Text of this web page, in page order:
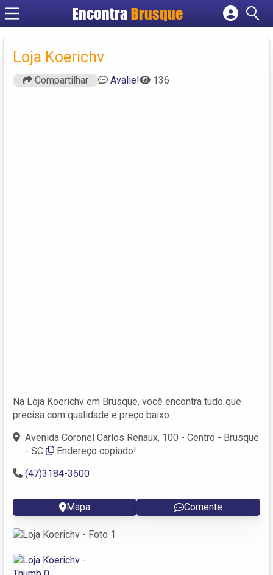
EncontraBrusque
Cadastrar empresa
Loja Koerichv
Compartilhar Avalie! 136
Na Loja Koerichv em Brusque, você encontra tudo que
precisa com qualidade e preço baixo.
Avenida Coronel Carlos Renaux, 100 - Centro - Brusque
- SC
Endereço copiado!
(47)3184-3600
Mapa Comente